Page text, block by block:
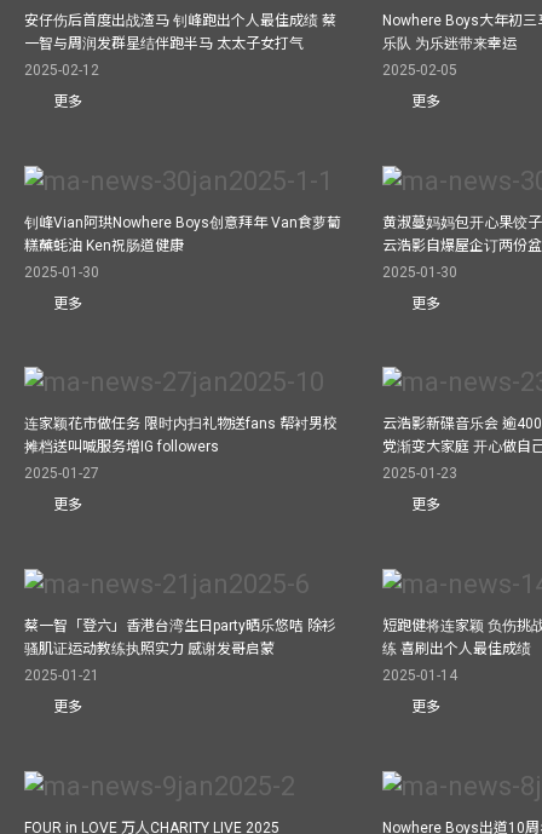
安仔伤后首度出战渣马 钊峰跑出个人最佳成绩 蔡
一智与周润发群星结伴跑半马 太太子女打气
2025-02-12
更多
Nowhere Boys大年初
乐队 为乐迷带来幸运
2025-02-05
更多
钊峰Vian阿珙Nowhere Boys创意拜年 Van食萝蔔
糕蘸蚝油 Ken祝肠道健康
2025-01-30
更多
黄淑蔓妈妈包开心果饺
云浩影自爆屋企订两份
2025-01-30
更多
连家颖花市做任务 限时内扫礼物送fans 帮衬男校
摊档送叫喊服务增IG followers
2025-01-27
更多
云浩影新碟音乐会 逾
党渐变大家庭 开心做自
2025-01-23
更多
蔡一智「登六」香港台湾生日party晒乐悠咭 除衫
骚肌证运动教练执照实力 感谢发哥启蒙
2025-01-21
更多
短跑健将连家颖 负伤挑
练 喜刷出个人最佳成绩
2025-01-14
更多
FOUR in LOVE 万人CHARITY LIVE 2025
Nowhere Boys出道10